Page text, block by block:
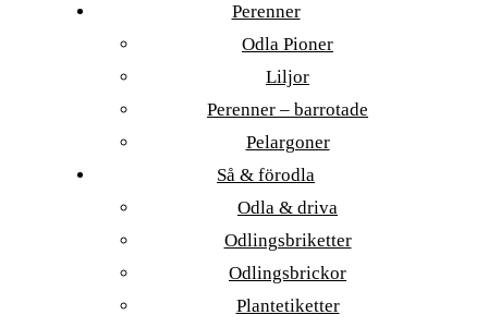
Perenner
Odla Pioner
Liljor
Perenner – barrotade
Pelargoner
Så & förodla
Odla & driva
Odlingsbriketter
Odlingsbrickor
Plantetiketter